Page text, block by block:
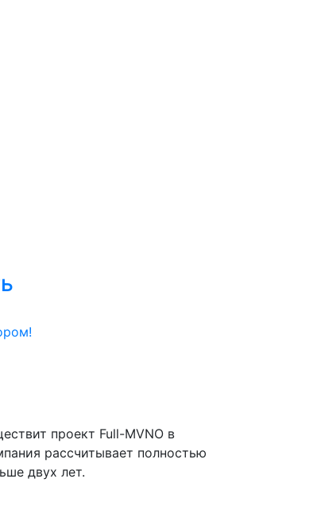
проект Full-MVNO в
рассчитывает полностью
двух лет.